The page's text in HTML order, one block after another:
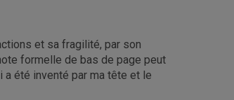
et sa fragilité, par son
formelle de bas de page peut
été inventé par ma tête et le